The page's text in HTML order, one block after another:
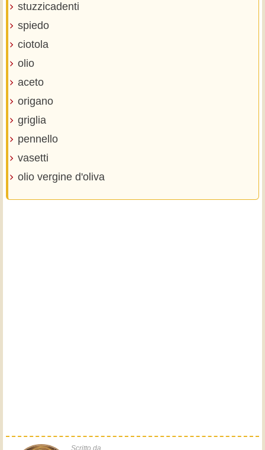
stuzzicadenti
spiedo
ciotola
olio
aceto
origano
griglia
pennello
vasetti
olio vergine d'oliva
Scritto da